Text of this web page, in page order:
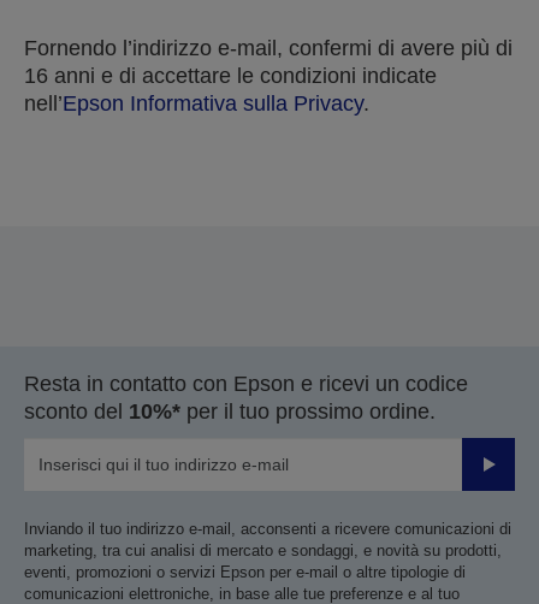
Fornendo l’indirizzo e-mail, confermi di avere più di
16 anni e di accettare le condizioni indicate
nell’Epson Informativa sulla Privacy.
Resta in contatto con Epson e ricevi un codice
sconto del 10%* per il tuo prossimo ordine.
Invia
Inviando il tuo indirizzo e-mail, acconsenti a ricevere comunicazioni di
marketing, tra cui analisi di mercato e sondaggi, e novità su prodotti,
eventi, promozioni o servizi Epson per e-mail o altre tipologie di
comunicazioni elettroniche, in base alle tue preferenze e al tuo